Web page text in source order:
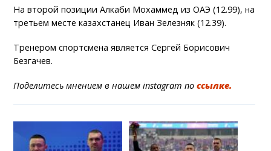
На второй позиции Алкаби Мохаммед из ОАЭ (12.99), на
третьем месте казахстанец Иван Зелезняк (12.39).
Тренером спортсмена является Сергей Борисович
Безгачев.
Поделитесь мнением в нашем instagram поссылке.